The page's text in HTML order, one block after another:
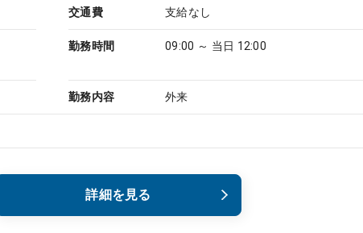
交通費 支給なし
勤務時間 09:00 ～ 当日 12:00
勤務内容 外来
詳細を見る